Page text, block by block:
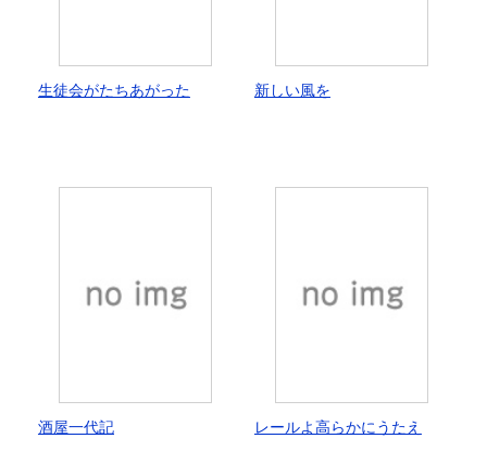
生徒会がたちあがった 新しい風を
酒屋一代記 レールよ高らかにうたえ